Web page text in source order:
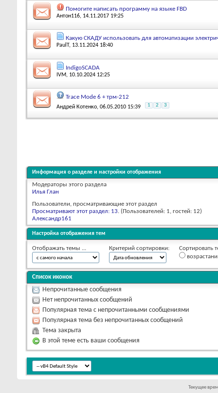
Помогите написать программу на языке FBD
Антон116, 14.11.2017 19:25
Какую СКАДУ использовать для автоматизации
PaulT , 13.11.2024 18:40
IndigoSCADA
IVM, 10.10.2024 12:25
Trace Mode 6 + трм-212
Андрей Котенко, 06.05.2010 15:39 1 2 3
Информация о разделе и настройки отображения
Модераторы этого раздела
Илья Глан
Пользователи, просматривающие этот раздел
Просматривают этот раздел: 13. (Пользователей: 1, гостей: 12)
Александр161
Настройка отображения тем
Отображать темы ... Критерий сортировки:
Сортировать
Список иконок
Непрочитанные сообщения
Нет непрочитанных сообщений
Популярная тема с непрочитанными сообщениями
Популярная тема без непрочитанных сообщений
Тема закрыта
В этой теме есть ваши сообщения
Текущее